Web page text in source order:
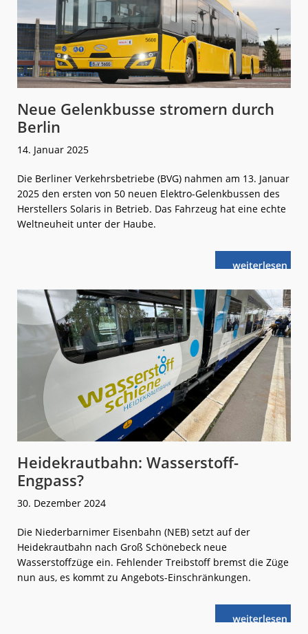
Neue Gelenkbusse stromern durch
Berlin
14. Januar 2025
Die Berliner Verkehrsbetriebe (BVG) nahmen am 13. Januar
2025 den ersten von 50 neuen Elektro-Gelenkbussen des
Herstellers Solaris in Betrieb. Das Fahrzeug hat eine echte
Weltneuheit unter der Haube.
weiterlese
nNeue
Berlin
Heidekrautbahn: Wasserstoff-
Engpass?
30. Dezember 2024
Die Niederbarnimer Eisenbahn (NEB) setzt auf der
Heidekrautbahn nach Groß Schönebeck neue
Wasserstoffzüge ein. Fehlender Treibstoff bremst die Züge
nun aus, es kommt zu Angebots-Einschränkungen.
weiterlese
n